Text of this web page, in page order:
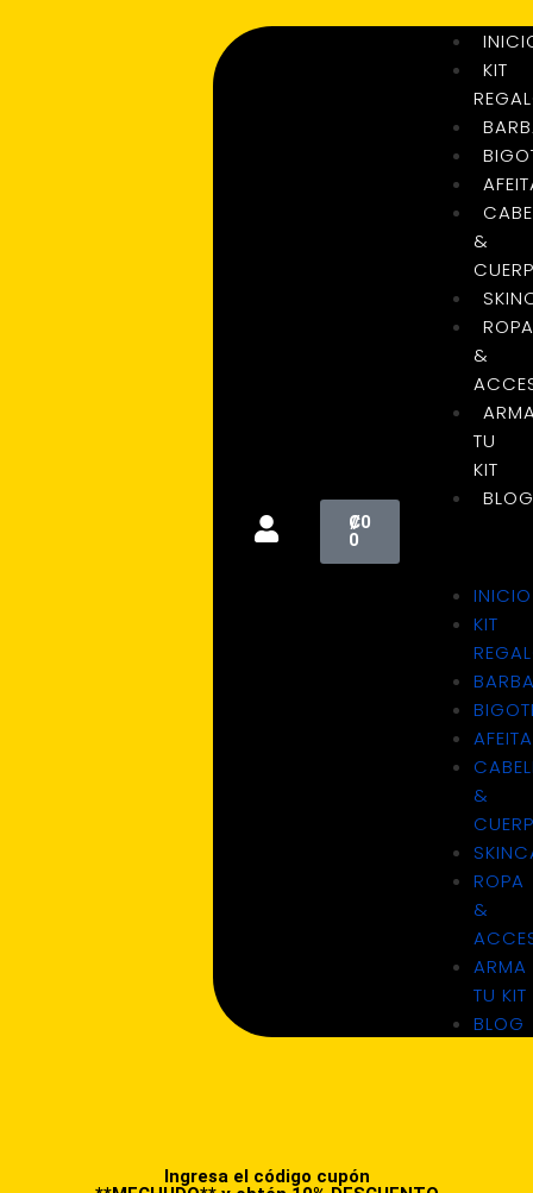
₡0
0
KIT
&
&
TU
KIT
INICIO
KIT
&
ROPA
&
ARMA
TU KIT
BLOG
Ingresa el código cupón